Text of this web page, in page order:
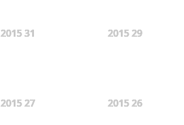
2015 31 2015 29
2015 27 2015 26